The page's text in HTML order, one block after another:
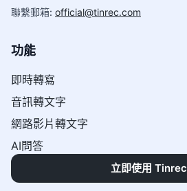
聯繫郵箱: official@tinrec.com
功能
即時轉寫
音訊轉文字
網路影片轉文字
AI問答
立即使用 Tinrec